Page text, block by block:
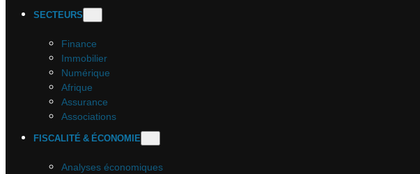
SECTEURS
Finance
Immobilier
Numérique
Afrique
Assurance
Associations
FISCALITÉ & ÉCONOMIE
Analyses économiques